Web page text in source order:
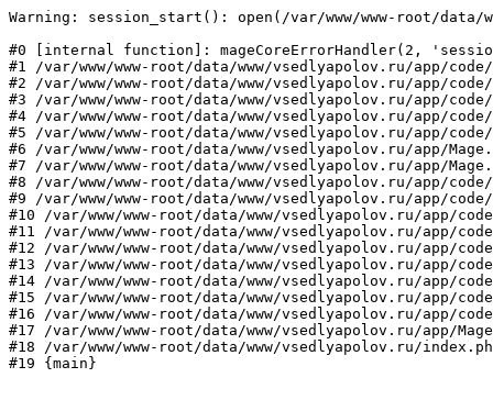
Warning: session_start(): open(/var/www/www-root/data/
#0 [internal function]: mageCoreErrorHandler(2,
#1 /var/www/www-root/data/www/vsedlyapolov.ru/app/
#2 /var/www/www-root/data/www/vsedlyapolov.ru/app/
#3 /var/www/www-root/data/www/vsedlyapolov.ru/app/
#4 /var/www/www-root/data/www/vsedlyapolov.ru/app/
#5 /var/www/www-root/data/www/vsedlyapolov.ru/app/
#6 /var/www/www-root/data/www/vsedlyapolov.ru/app/
#7 /var/www/www-root/data/www/vsedlyapolov.ru/app/
#8 /var/www/www-root/data/www/vsedlyapolov.ru/app/
#9 /var/www/www-root/data/www/vsedlyapolov.ru/app/
#10 /var/www/www-root/data/www/vsedlyapolov.ru/app/
#11 /var/www/www-root/data/www/vsedlyapolov.ru/app/
#12 /var/www/www-root/data/www/vsedlyapolov.ru/app/
#13 /var/www/www-root/data/www/vsedlyapolov.ru/app/
#14 /var/www/www-root/data/www/vsedlyapolov.ru/app/
#15 /var/www/www-root/data/www/vsedlyapolov.ru/app/
#16 /var/www/www-root/data/www/vsedlyapolov.ru/app/
#17 /var/www/www-root/data/www/vsedlyapolov.ru/app/
#18 /var/www/www-root/data/www/vsedlyapolov.ru/
#19 {main}